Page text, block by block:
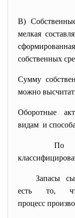
В)
мелкая
собственных
Сумму
можно
Оборотные
видам и
По
Запасы
есть то,
процесс